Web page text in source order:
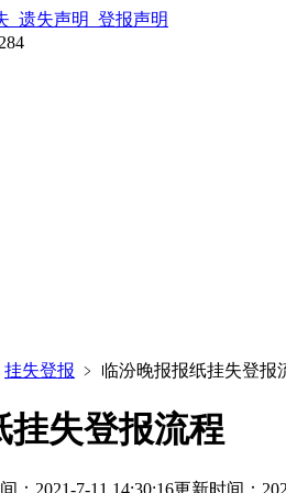
_遗失声明_登报声明
挂失登报 ﹥ 临汾晚报报纸挂失登报
挂失登报流程
：2021-7-11 14:30:16更新时间：